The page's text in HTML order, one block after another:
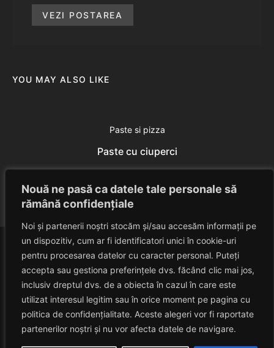
Nouă ne pasă ca datele tale personale să
rămână confidențiale
Noi și partenerii noștri stocăm și/sau accesăm informații pe
un dispozitiv, cum ar fi identificatori unici în cookie-uri
pentru procesarea datelor cu caracter personal. Puteți
accepta sau gestiona preferințele dvs. făcând clic mai jos,
inclusiv dreptul dvs. de a obiecta în cazul în care este
utilizat interesul legitim sau în orice moment pe pagina cu
politica de confidențialitate. Aceste alegeri vor fi raportate
partenerilor noștri și nu vor afecta datele de navigare.
VEZI POSTAREA
YOU MAY ALSO LIKE
Paste si pizza
Paste cu ciuperci
Eduard Nedelcu March 27, 2014
HAVANACAFE